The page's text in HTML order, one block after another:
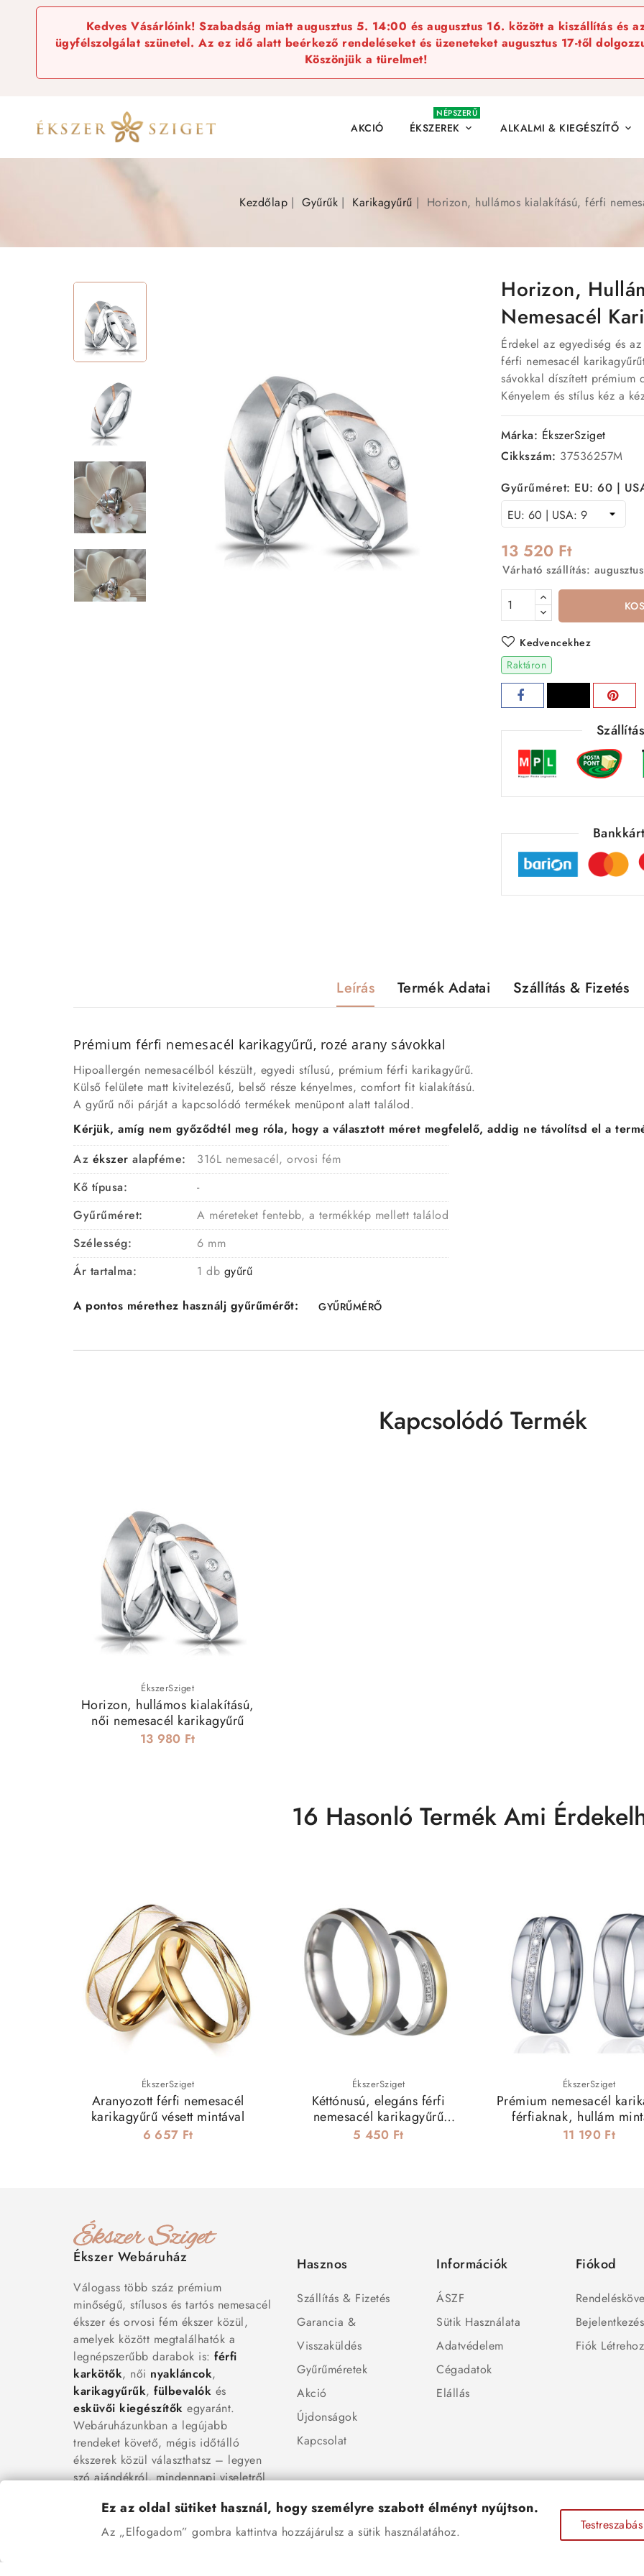
Kedves Vásárlóink! Szabadság miatt augusztus 5. 14:00 és augusztus 16. között a kiszállítás és
ügyfélszolgálat szünetel. Az ez idő alatt beérkező rendeléseket és üzeneteket augusztus 17-től
Köszönjük a türelmet!
AKCIÓ ÉKSZEREK 
NÉPSZERŰ
ALKALMI & KIEGÉSZÍTŐ 
Kezdőlap Gyűrűk Karikagyűrű Horizon, hullámos kialakítású, férfi
Horizon,
Nemesacél
Érdekel az egyediség és
férfi nemesacél
sávokkal díszített prémium
Kényelem és stílus kéz a
Márka: ÉkszerSziget
Cikkszám: 37536257M
Gyűrűméret: EU: 60 |
13 520 Ft
Várható szállítás:
Kedvencekhez
Raktáron
Leírás Termék Adatai Szállítás & Fizetés
Prémium férfi nemesacél karikagyűrű, rozé arany sávokkal
Hipoallergén nemesacélból készült, egyedi stílusú, prémium férfi karikagyűrű.
Külső felülete matt kivitelezésű, belső része kényelmes, comfort fit kialakítású.
A gyűrű női párját a kapcsolódó termékek menüpont alatt találod.
Kérjük, amíg nem győződtél meg róla, hogy a választott méret megfelelő, addig ne távolítsd el a
Az ékszer alapféme:
316L nemesacél, orvosi fém
Kő típusa:
-
Gyűrűméret:
A méreteket fentebb, a termékkép mellett találod
Szélesség:
6 mm
Ár tartalma:
1 db gyűrű
A pontos mérethez használj gyűrűmérőt: GYŰRŰMÉRŐ
Kapcsolódó Termék
ÉkszerSziget
Horizon, hullámos kialakítású,
női nemesacél karikagyűrű
13 980 Ft
16 Hasonló Termék Ami
ÉkszerSziget
Aranyozott férfi nemesacél
karikagyűrű vésett mintával
6 657 Ft
ÉkszerSziget
Kéttónusú, elegáns férfi
nemesacél karikagyűrű
cirkóniával
5 450 Ft
ÉkszerSziget
Prémium nemesacél
férfiaknak, hullám
11 190 Ft
Ékszer Webáruház
Válogass több száz prémium
minőségű, stílusos és tartós nemesacél
ékszer és orvosi fém ékszer közül,
amelyek között megtalálhatók a
legnépszerűbb darabok is: férfi
karkötők, női nyakláncok,
karikagyűrűk, fülbevalók és
esküvői kiegészítők egyaránt.
Webáruházunkban a legújabb
trendeket követő, mégis időtálló
ékszerek közül választhatsz – legyen
szó ajándékról, mindennapi viseletről
Hasznos
Szállítás & Fizetés
Garancia &
Visszaküldés
Gyűrűméretek
Akció
Újdonságok
Kapcsolat
Információk
ÁSZF
Sütik Használata
Adatvédelem
Cégadatok
Elállás
Fiókod
Bejelentkezés
Fiók
Ez az oldal sütiket használ, hogy személyre szabott élményt nyújtson.
Az „Elfogadom” gombra kattintva hozzájárulsz a sütik használatához. Testreszabás